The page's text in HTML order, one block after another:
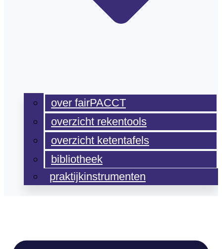
over fairPACCT
overzicht rekentools
overzicht ketentafels
bibliotheek
praktijkinstrumenten